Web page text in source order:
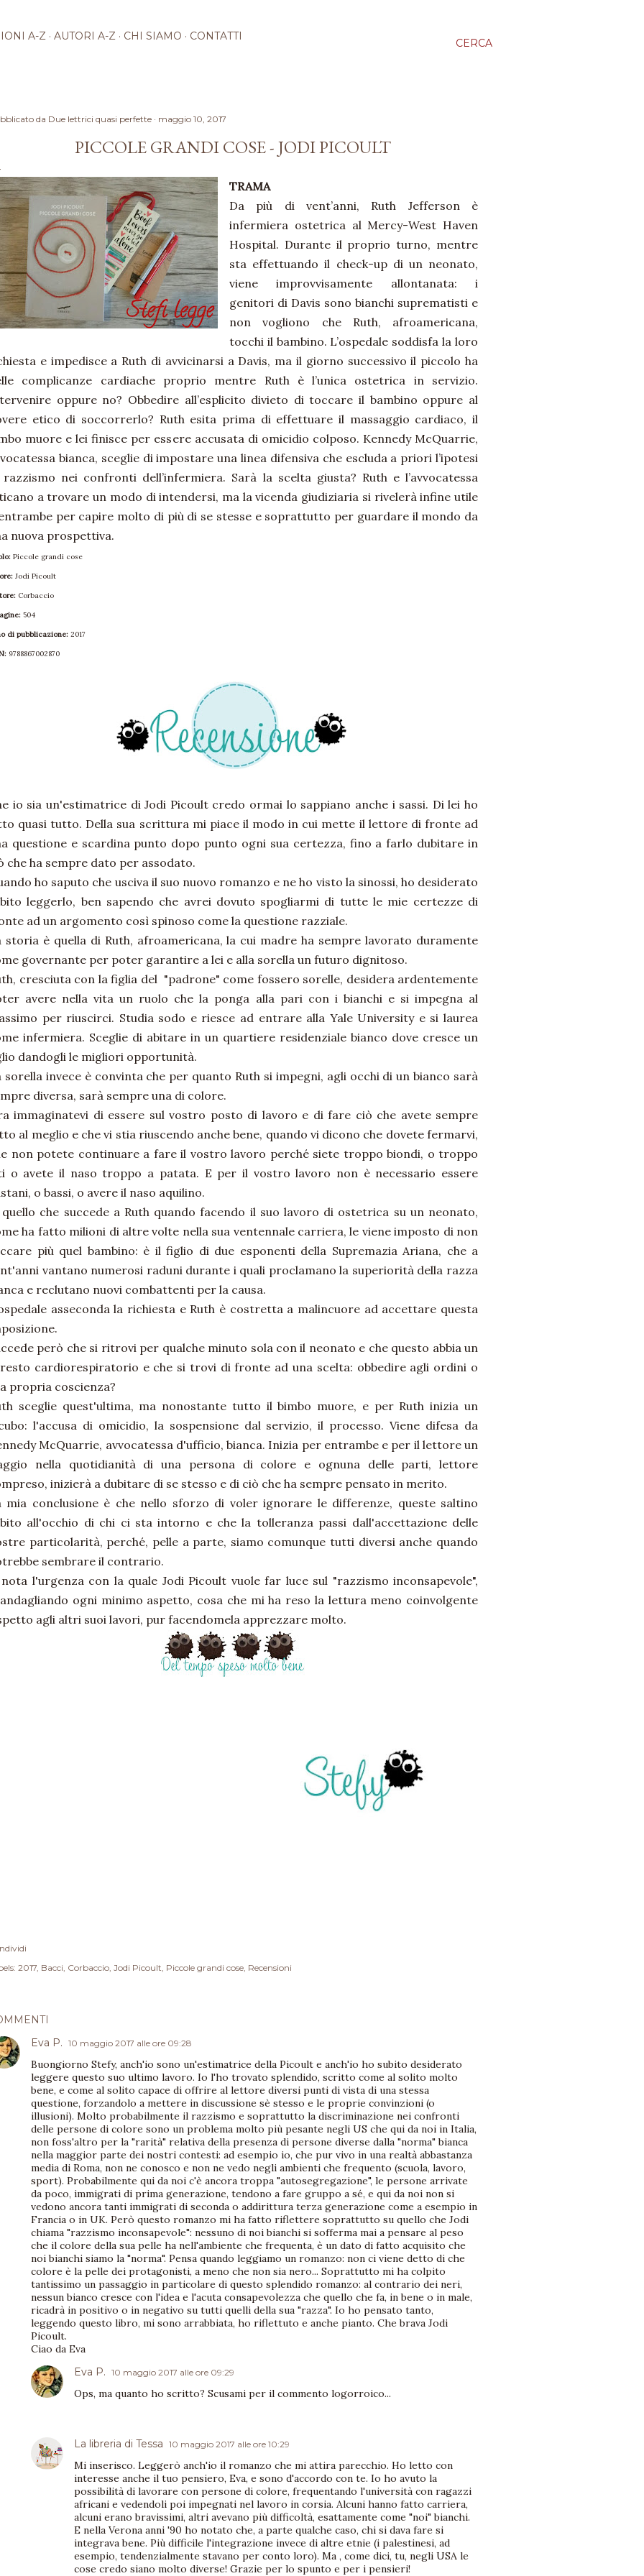
CERCA
A-Z AUTORI A-Z CHI SIAMO CONTATTI
da Due lettrici quasi perfette maggio 10, 2017
PICCOLE GRANDI COSE - JODI PICOULT
TRAMA
Da più di vent’anni, Ruth Jefferson è
infermiera ostetrica al Mercy-West Haven
Hospital. Durante il proprio turno, mentre
sta effettuando il check-up di un neonato,
viene improvvisamente allontanata: i
genitori di Davis sono bianchi suprematisti e
non vogliono che Ruth, afroamericana,
tocchi il bambino. L’ospedale soddisfa la loro
e impedisce a Ruth di avvicinarsi a Davis, ma il giorno successivo il piccolo ha
complicanze cardiache proprio mentre Ruth è l’unica ostetrica in servizio.
oppure no? Obbedire all’esplicito divieto di toccare il bambino oppure al
etico di soccorrerlo? Ruth esita prima di effettuare il massaggio cardiaco, il
muore e lei finisce per essere accusata di omicidio colposo. Kennedy McQuarrie,
bianca, sceglie di impostare una linea difensiva che escluda a priori l’ipotesi
nei confronti dell’infermiera. Sarà la scelta giusta? Ruth e l’avvocatessa
a trovare un modo di intendersi, ma la vicenda giudiziaria si rivelerà infine utile
per capire molto di più di se stesse e soprattutto per guardare il mondo da
nuova prospettiva.
Piccole grandi cose
Jodi Picoult
Corbaccio
504
di pubblicazione: 2017
9788867002870
io sia un'estimatrice di Jodi Picoult credo ormai lo sappiano anche i sassi. Di lei ho
quasi tutto. Della sua scrittura mi piace il modo in cui mette il lettore di fronte ad
questione e scardina punto dopo punto ogni sua certezza, fino a farlo dubitare in
che ha sempre dato per assodato.
ho saputo che usciva il suo nuovo romanzo e ne ho visto la sinossi, ho desiderato
leggerlo, ben sapendo che avrei dovuto spogliarmi di tutte le mie certezze di
ad un argomento così spinoso come la questione razziale.
storia è quella di Ruth, afroamericana, la cui madre ha sempre lavorato duramente
governante per poter garantire a lei e alla sorella un futuro dignitoso.
cresciuta con la figlia del "padrone" come fossero sorelle, desidera ardentemente
avere nella vita un ruolo che la ponga alla pari con i bianchi e si impegna al
per riuscirci. Studia sodo e riesce ad entrare alla Yale University e si laurea
infermiera. Sceglie di abitare in un quartiere residenziale bianco dove cresce un
dandogli le migliori opportunità.
sorella invece è convinta che per quanto Ruth si impegni, agli occhi di un bianco sarà
diversa, sarà sempre una di colore.
immaginatevi di essere sul vostro posto di lavoro e di fare ciò che avete sempre
al meglio e che vi stia riuscendo anche bene, quando vi dicono che dovete fermarvi,
non potete continuare a fare il vostro lavoro perché siete troppo biondi, o troppo
o avete il naso troppo a patata. E per il vostro lavoro non è necessario essere
o bassi, o avere il naso aquilino.
che succede a Ruth quando facendo il suo lavoro di ostetrica su un neonato,
ha fatto milioni di altre volte nella sua ventennale carriera, le viene imposto di non
più quel bambino: è il figlio di due esponenti della Supremazia Ariana, che a
vantano numerosi raduni durante i quali proclamano la superiorità della razza
e reclutano nuovi combattenti per la causa.
asseconda la richiesta e Ruth è costretta a malincuore ad accettare questa
però che si ritrovi per qualche minuto sola con il neonato e che questo abbia un
cardiorespiratorio e che si trovi di fronte ad una scelta: obbedire agli ordini o
propria coscienza?
sceglie quest'ultima, ma nonostante tutto il bimbo muore, e per Ruth inizia un
l'accusa di omicidio, la sospensione dal servizio, il processo. Viene difesa da
McQuarrie, avvocatessa d'ufficio, bianca. Inizia per entrambe e per il lettore un
nella quotidianità di una persona di colore e ognuna delle parti, lettore
inizierà a dubitare di se stesso e di ciò che ha sempre pensato in merito.
mia conclusione è che nello sforzo di voler ignorare le differenze, queste saltino
all'occhio di chi ci sta intorno e che la tolleranza passi dall'accettazione delle
particolarità, perché, pelle a parte, siamo comunque tutti diversi anche quando
sembrare il contrario.
nota l'urgenza con la quale Jodi Picoult vuole far luce sul "razzismo inconsapevole",
ogni minimo aspetto, cosa che mi ha reso la lettura meno coinvolgente
agli altri suoi lavori, pur facendomela apprezzare molto.
2017 Bacci Corbaccio Jodi Picoult Piccole grandi cose Recensioni
Eva P. 10 maggio 2017 alle ore 09:28
Buongiorno Stefy, anch'io sono un'estimatrice della Picoult e anch'io ho subito desiderato
leggere questo suo ultimo lavoro. Io l'ho trovato splendido, scritto come al solito molto
bene, e come al solito capace di offrire al lettore diversi punti di vista di una stessa
questione, forzandolo a mettere in discussione sè stesso e le proprie convinzioni (o
illusioni). Molto probabilmente il razzismo e soprattutto la discriminazione nei confronti
delle persone di colore sono un problema molto più pesante negli US che qui da noi in Italia,
non foss'altro per la "rarità" relativa della presenza di persone diverse dalla "norma" bianca
nella maggior parte dei nostri contesti: ad esempio io, che pur vivo in una realtà abbastanza
media di Roma, non ne conosco e non ne vedo negli ambienti che frequento (scuola, lavoro,
sport). Probabilmente qui da noi c'è ancora troppa "autosegregazione", le persone arrivate
da poco, immigrati di prima generazione, tendono a fare gruppo a sé, e qui da noi non si
vedono ancora tanti immigrati di seconda o addirittura terza generazione come a esempio in
Francia o in UK. Però questo romanzo mi ha fatto riflettere soprattutto su quello che Jodi
chiama "razzismo inconsapevole": nessuno di noi bianchi si sofferma mai a pensare al peso
che il colore della sua pelle ha nell'ambiente che frequenta, è un dato di fatto acquisito che
noi bianchi siamo la "norma". Pensa quando leggiamo un romanzo: non ci viene detto di che
colore è la pelle dei protagonisti, a meno che non sia nero... Soprattutto mi ha colpito
tantissimo un passaggio in particolare di questo splendido romanzo: al contrario dei neri,
nessun bianco cresce con l'idea e l'acuta consapevolezza che quello che fa, in bene o in male,
ricadrà in positivo o in negativo su tutti quelli della sua "razza". Io ho pensato tanto,
leggendo questo libro, mi sono arrabbiata, ho riflettuto e anche pianto. Che brava Jodi
Picoult.
Ciao da Eva
Eva P. 10 maggio 2017 alle ore 09:29
Ops, ma quanto ho scritto? Scusami per il commento logorroico...
La libreria di Tessa 10 maggio 2017 alle ore 10:29
Mi inserisco. Leggerò anch'io il romanzo che mi attira parecchio. Ho letto con
interesse anche il tuo pensiero, Eva, e sono d'accordo con te. Io ho avuto la
possibilità di lavorare con persone di colore, frequentando l'università con ragazzi
africani e vedendoli poi impegnati nel lavoro in corsia. Alcuni hanno fatto carriera,
alcuni erano bravissimi, altri avevano più difficoltà, esattamente come "noi" bianchi.
E nella Verona anni '90 ho notato che, a parte qualche caso, chi si dava fare si
integrava bene. Più difficile l'integrazione invece di altre etnie (i palestinesi, ad
esempio, tendenzialmente stavano per conto loro). Ma , come dici, tu, negli USA le
cose credo siano molto diverse! Grazie per lo spunto e per i pensieri!